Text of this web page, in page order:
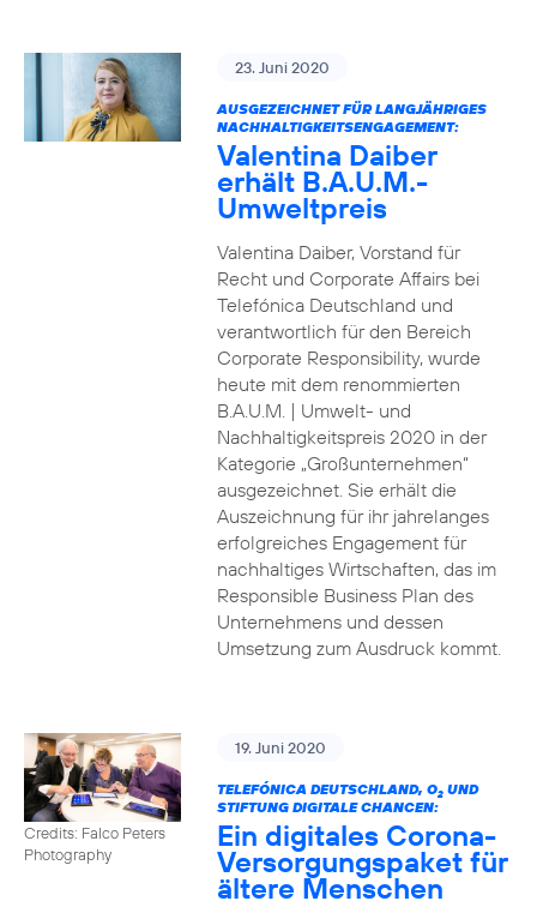
23. Juni 2020
AUSGEZEICHNET FÜR LANGJÄHRIGES
NACHHALTIGKEITSENGAGEMENT:
Valentina Daiber
erhält B.A.U.M.-
Umweltpreis
Valentina Daiber, Vorstand für
Recht und Corporate Affairs bei
Telefónica Deutschland und
verantwortlich für den Bereich
Corporate Responsibility, wurde
heute mit dem renommierten
B.A.U.M. | Umwelt- und
Nachhaltigkeitspreis 2020 in der
Kategorie „Großunternehmen“
ausgezeichnet. Sie erhält die
Auszeichnung für ihr jahrelanges
erfolgreiches Engagement für
nachhaltiges Wirtschaften, das im
Responsible Business Plan des
Unternehmens und dessen
Umsetzung zum Ausdruck kommt.
Credits: Falco Peters
Photography
19. Juni 2020
TELEFÓNICA DEUTSCHLAND, O2UND
STIFTUNG DIGITALE CHANCEN:
Ein digitales Corona-
Versorgungspaket für
ältere Menschen